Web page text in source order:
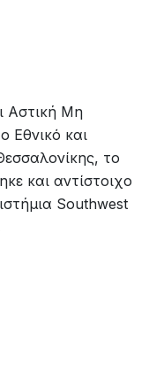
Αστική Μη
Εθνικό και
το
και αντίστοιχο
Southwest